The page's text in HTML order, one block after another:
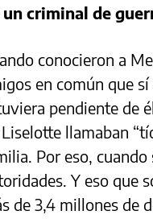
un criminal de
conocieron a
en común que
pendiente de
llamaban
Por eso,
Y eso que
de 3,4 millones de